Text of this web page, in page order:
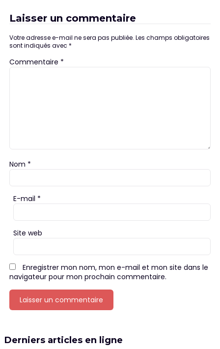
Laisser un commentaire
Votre adresse e-mail ne sera pas publiée. Les champs obligatoires
sont indiqués avec *
Commentaire *
Nom *
E-mail *
Site web
Enregistrer mon nom, mon e-mail et mon site dans le
navigateur pour mon prochain commentaire.
Derniers articles en ligne